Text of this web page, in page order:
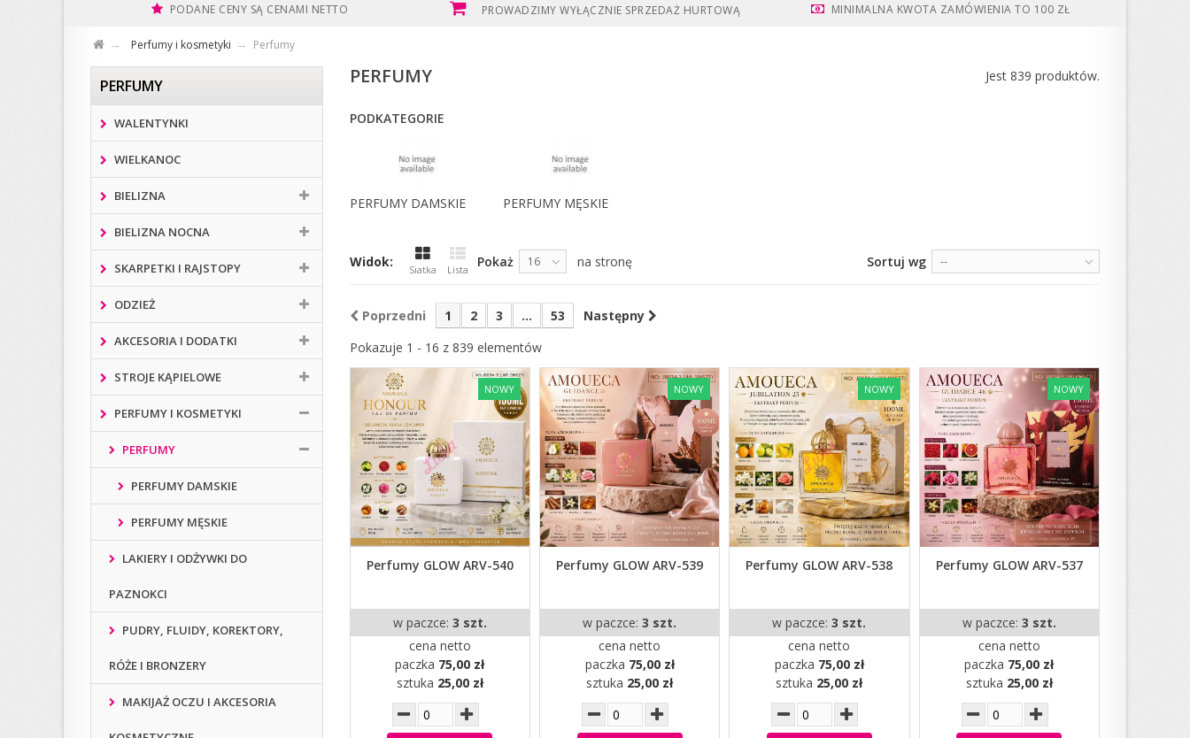
PODANE CENY SĄ CENAMI NETTO PROWADZIMY WYŁĄCZNIE SPRZEDAŻ HURTOWĄ MINIMALNA KWOTA ZAMÓWIENIA TO 100 ZŁ
Perfumy i kosmetyki Perfumy
PERFUMY
WALENTYNKI
WIELKANOC
BIELIZNA
BIELIZNA NOCNA
SKARPETKI I RAJSTOPY
ODZIEŻ
AKCESORIA I DODATKI
STROJE KĄPIELOWE
PERFUMY I KOSMETYKI
PERFUMY
PERFUMY DAMSKIE
PERFUMY MĘSKIE
LAKIERY I ODŻYWKI DO
PAZNOKCI
PUDRY, FLUIDY, KOREKTORY,
RÓŻE I BRONZERY
MAKIJAŻ OCZU I AKCESORIA
PERFUMY Jest 839 produktów.
PODKATEGORIE
PERFUMY DAMSKIE PERFUMY MĘSKIE
Widok: Siatka Lista Sortuj wg --
Pokaż 16 na stronę
Poprzedni 1 2 3 ... 53
Następny
Pokazuje 1 - 16 z 839 elementów
NOWY
Perfumy GLOW ARV-540
w paczce: 3 szt.
cena netto
paczka 75,00 zł
sztuka 25,00 zł
NOWY
Perfumy GLOW ARV-539
w paczce:3 szt.
cena netto
paczka 75,00 zł
sztuka 25,00 zł
NOWY
Perfumy GLOW ARV-538
w paczce:3 szt.
cena netto
paczka 75,00 zł
sztuka 25,00 zł
NOWY
Perfumy GLOW ARV-537
w paczce: 3 szt.
cena netto
paczka 75,00 zł
sztuka 25,00 zł